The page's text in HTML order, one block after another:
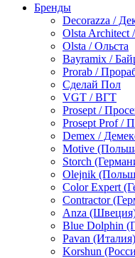
по
под
для
под
Герметик
шовные
для
для
Декоративные
краски
мокрый
песок
Бренды
Decorazza /
Olsta Architect
Olsta / Ольста
Bayramix /
Prorab /
Сделай Пол
VGT / ВГТ
Prosept /
Prosept Prof /
Demex /
Motive
Storch
Olejnik
Color Expert
Contractor
Anza
Blue Dolphin
Pavan (Италия)
Korshun